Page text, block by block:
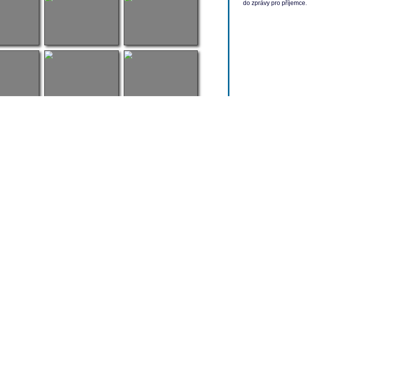
do zprávy pro příjemce.